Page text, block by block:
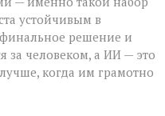
устойчивым в
решение и
за человеком, а ИИ — это
когда им грамотно